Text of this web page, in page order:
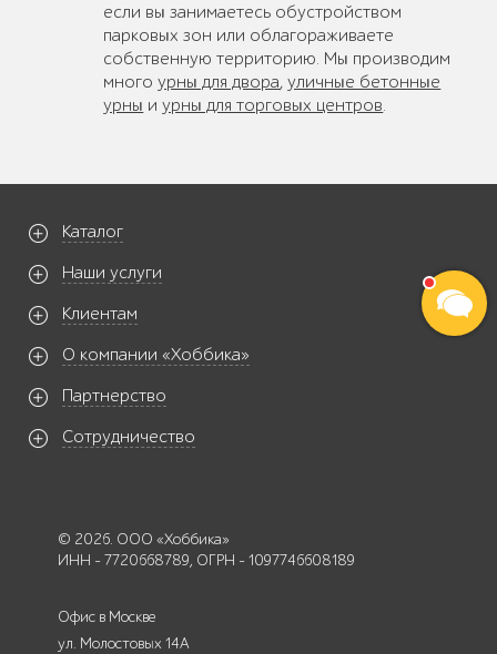
если вы занимаетесь обустройством
парковых зон или облагораживаете
собственную территорию. Мы производим
многоурны для двора,уличные бетонные
урны иурны для торговых центров.
Каталог
Наши услуги
Клиентам
О компании «Хоббика»
Партнерство
Сотрудничество
© 2026. ООО «Хоббика»
ИНН - 7720668789, ОГРН - 1097746608189
Офис в Москве
ул. Молостовых 14А